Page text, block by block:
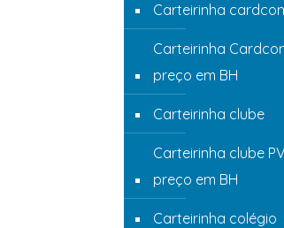
Carteirinha
Carteirinha
preço em BH
Carteirinha clube
Carteirinha clube
preço em BH
Carteirinha colégio